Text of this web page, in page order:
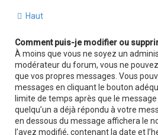
Haut
Comment puis-je modifier ou
À moins que vous ne soyez un
modérateur du forum, vous ne
que vos propres messages. Vous
messages en cliquant le bouton
limite de temps après que le
quelqu’un a déjà répondu à votre
en dessous du message affichera le
l’avez modifié, contenant la date et